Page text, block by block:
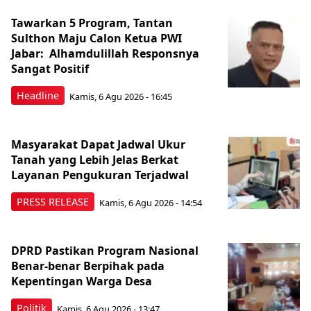
Headline
Tawarkan 5 Program, Tantan
Sulthon Maju Calon Ketua PWI
Jabar: Alhamdulillah Responsnya
Sangat Positif
Kamis, 6 Agu 2026 - 16:45
PRESS RELEASE
Masyarakat Dapat Jadwal Ukur
Tanah yang Lebih Jelas Berkat
Layanan Pengukuran Terjadwal
Kamis, 6 Agu 2026 - 14:54
Politik
DPRD Pastikan Program Nasional
Benar-benar Berpihak pada
Kepentingan Warga Desa